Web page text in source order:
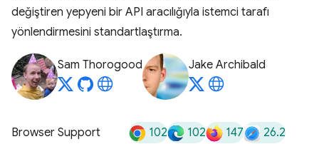
değiştiren yepyeni bir API aracılığıyla istemci tarafı
yönlendirmesini standartlaştırma.
Sam Thorogood Jake Archibald
Browser Support 102 102 147 26.2